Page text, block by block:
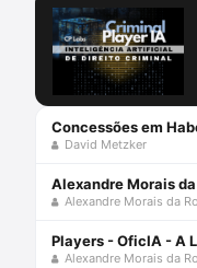
David Metzker
Alexandre Morais da
Alexandre Morais da